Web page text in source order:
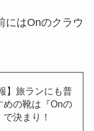
にはOnのクラウ
】旅ランにも普
めの靴は『Onの
決まり！